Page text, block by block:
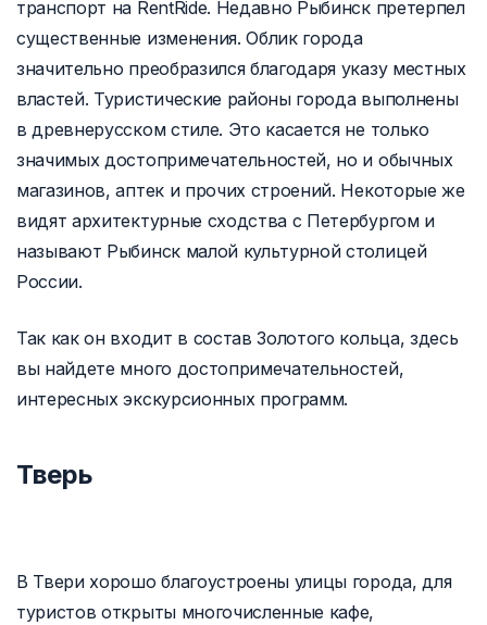
транспорт на RentRide. Недавно Рыбинск претерпел
существенные изменения. Облик города
значительно преобразился благодаря указу местных
властей. Туристические районы города выполнены
в древнерусском стиле. Это касается не только
значимых достопримечательностей, но и обычных
магазинов, аптек и прочих строений. Некоторые же
видят архитектурные сходства с Петербургом и
называют Рыбинск малой культурной столицей
России.
Так как он входит в состав Золотого кольца, здесь
вы найдете много достопримечательностей,
интересных экскурсионных программ.
Тверь
В Твери хорошо благоустроены улицы города, для
туристов открыты многочисленные кафе,